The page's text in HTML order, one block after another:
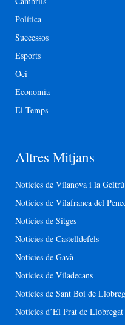
Política
Successos
Esports
Oci
Economia
El Temps
Altres Mitjans
Notícies de Vilanova i la Geltrú
Notícies de Vilafranca del
Notícies de Sitges
Notícies de Castelldefels
Notícies de Gavà
Notícies de Viladecans
Notícies de Sant Boi de
Notícies d’El Prat de Llobregat